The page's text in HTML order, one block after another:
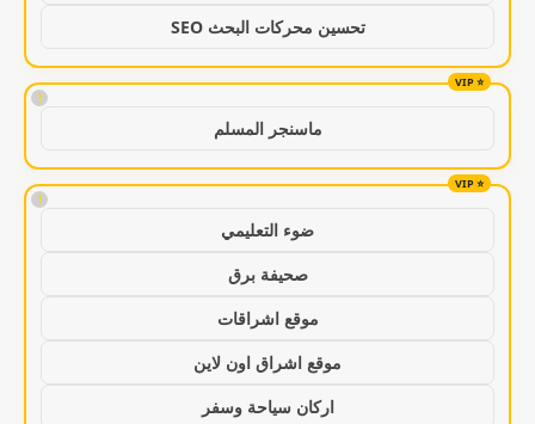
تحسين محركات البحث SEO
!
ماسنجر المسلم
!
ضوء التعليمي
صحيفة برق
موقع اشراقات
موقع اشراق اون لاين
اركان سياحة وسفر